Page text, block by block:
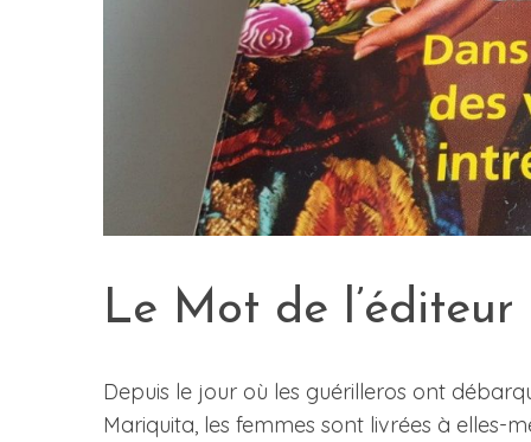
Le Mot de l’éditeur
Depuis le jour où les guérilleros ont
Mariquita, les femmes sont livrées à elles-